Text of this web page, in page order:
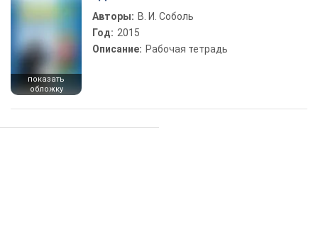
показать
обложку
Авторы: В. И. Соболь
Год: 2015
Описание: Рабочая тетрадь